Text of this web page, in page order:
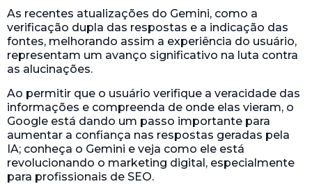
As recentes atualizações do Gemini, como a
verificação dupla das respostas e a indicação das
fontes, melhorando assim a experiência do usuário,
representam um avanço significativo na luta contra
as alucinações.
Ao permitir que o usuário verifique a veracidade das
informações e compreenda de onde elas vieram, o
Google está dando um passo importante para
aumentar a confiança nas respostas geradas pela
IA; conheça o Gemini e veja como ele está
revolucionando o marketing digital, especialmente
para profissionais de SEO.